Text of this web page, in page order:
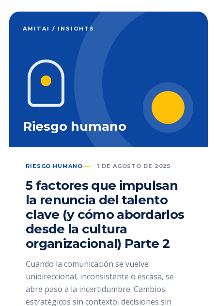
AMITAI / INSIGHTS
Riesgo humano
RIESGO HUMANO 1 DE AGOSTO DE 2025
5 factores que impulsan
la renuncia del talento
clave (y cómo abordarlos
desde la cultura
organizacional) Parte 2
Cuando la comunicación se vuelve
unidireccional, inconsistente o escasa, se
abre paso a la incertidumbre. Cambios
estratégicos sin contexto, decisiones sin